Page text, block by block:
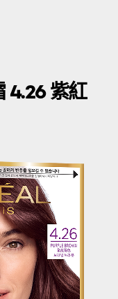
4.26 紫紅